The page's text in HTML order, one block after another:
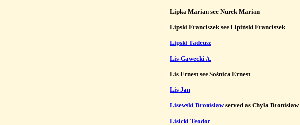
Lipka Marian see Nurek Marian
Lipski Franciszek see Lipiński Franciszek
Lipski Tadeusz
Lis-Gawecki A.
Lis Ernest see Sośnica Ernest
Lis Jan
Lisewski Bronisław served as Chyła Bronisław
Lisicki Teodor